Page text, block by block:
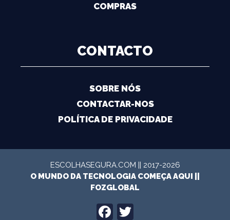
COMPRAS
CONTACTO
SOBRE NÓS
CONTACTAR-NOS
POLÍTICA DE PRIVACIDADE
ESCOLHASEGURA.COM || 2017-2026
O MUNDO DA TECNOLOGIA COMEÇA AQUI ||
FOZGLOBAL
FACEBOOK